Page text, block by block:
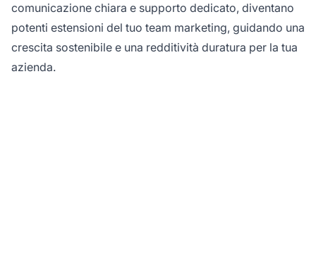
comunicazione chiara e supporto dedicato, diventano
potenti estensioni del tuo team marketing, guidando una
crescita sostenibile e una redditività duratura per la tua
azienda.